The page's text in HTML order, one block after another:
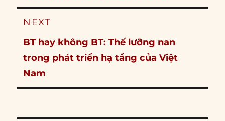
post:
NEXT
Next
post:
BT hay không BT: Thế lưỡng nan
trong phát triển hạ tầng của Việt
Nam